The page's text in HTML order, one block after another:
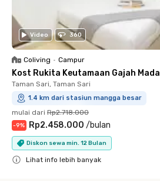
Video 360
Coliving • Campur
Kost Rukita Keutamaan Gajah Mada
Taman Sari, Taman Sari
1.4 km dari stasiun mangga besar
mulai dari Rp2.718.000
-9% Rp2.458.000 /bulan
Diskon sewa min. 12 Bulan
Lihat info lebih banyak